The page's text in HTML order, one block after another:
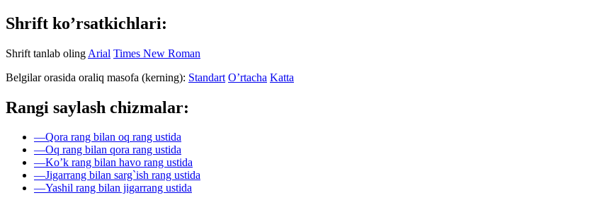
Shrift ko’rsatkichlari:
Shrift tanlab oling Arial Times New Roman
Belgilar orasida oraliq masofa (kerning): Standart O’rtacha Katta
Rangi saylash chizmalar:
—Qora rang bilan oq rang ustida
—Oq rang bilan qora rang ustida
—Ko’k rang bilan havo rang ustida
—Jigarrang bilan sarg`ish rang ustida
—Yashil rang bilan jigarrang ustida